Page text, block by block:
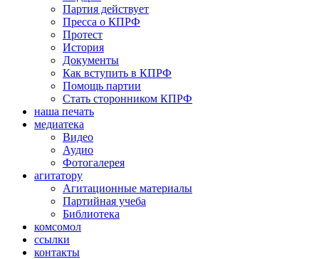
Партия действует
Пресса о КПРФ
Протест
История
Документы
Как вступить в КПРФ
Помощь партии
Стать сторонником КПРФ
наша печать
медиатека
Видео
Аудио
Фотогалерея
агитатору
Агитационные материалы
Партийная учеба
Библиотека
комсомол
ссылки
контакты